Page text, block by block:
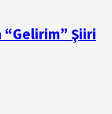
“Gelirim” Şiiri